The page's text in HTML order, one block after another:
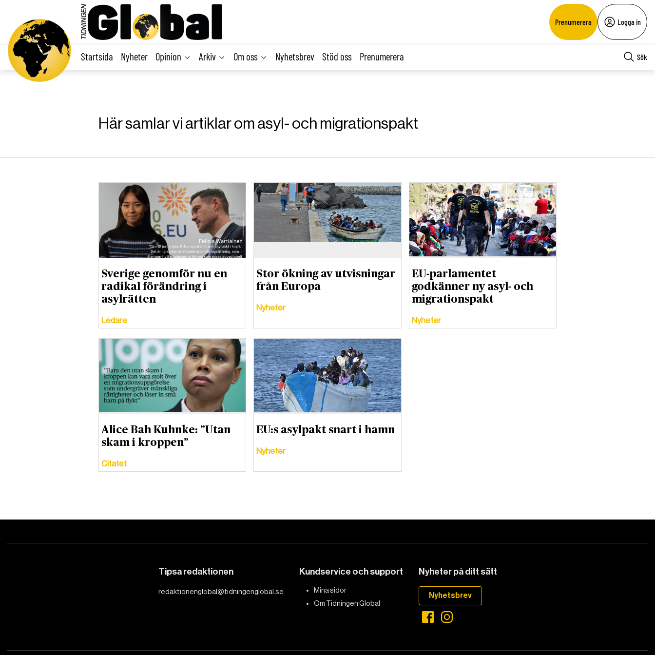
Prenumerera Logga in
Startsida Nyheter Opinion Arkiv Om oss Nyhetsbrev Stöd oss Prenumerera Sök
Här samlar vi artiklar om asyl- och migrationspakt
Sverige genomför nu en
radikal förändring i
asylrätten
Ledare
Stor ökning av utvisningar
från Europa
Nyheter
EU-parlamentet
godkänner ny asyl- och
migrationspakt
Nyheter
Alice Bah Kuhnke: ”Utan
skam i kroppen”
Citatet
EU:s asylpakt snart i hamn
Nyheter
Tipsa redaktionen
redaktionenglobal@tidningenglobal.se
Kundservice och support
Mina sidor
Om Tidningen Global
Nyheter på ditt sätt
Nyhetsbrev